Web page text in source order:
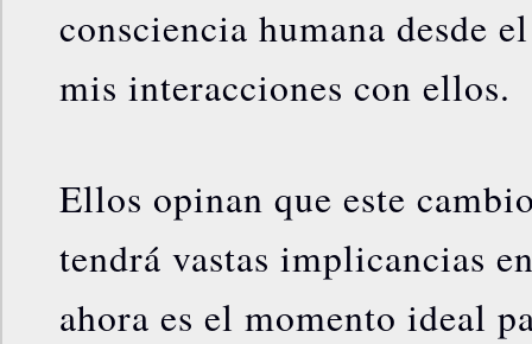
consciencia humana desde
mis interacciones con ellos.
Ellos opinan que este
tendrá vastas implicancias
ahora es el momento ideal